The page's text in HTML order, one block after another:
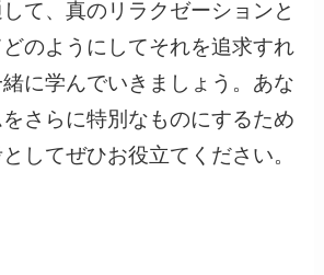
て、真のリラクゼーションと
のようにしてそれを追求すれ
に学んでいきましょう。あな
さらに特別なものにするため
してぜひお役立てください。